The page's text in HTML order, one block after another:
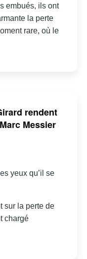
embués, ils ont
la perte
rare, où le
rendent
Messier
yeux qu’il se
sur la perte de
chargé